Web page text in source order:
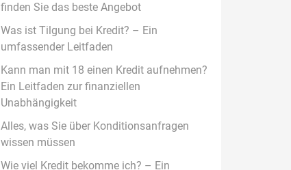
finden Sie das beste Angebot
Was ist Tilgung bei Kredit? – Ein
umfassender Leitfaden
Kann man mit 18 einen Kredit aufnehmen?
Ein Leitfaden zur finanziellen
Unabhängigkeit
Alles, was Sie über Konditionsanfragen
wissen müssen
Wie viel Kredit bekomme ich? – Ein